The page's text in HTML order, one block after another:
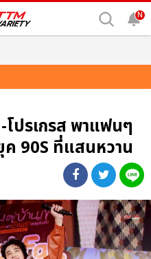
N
ปรเกรส พาแฟนๆ
90S ที่แสนหวาน